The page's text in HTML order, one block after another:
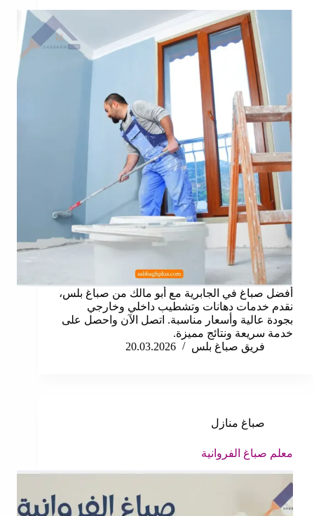
أفضل صباغ في الجابرية مع أبو مالك من صباغ بلس،
نقدم خدمات دهانات وتشطيب داخلي وخارجي
بجودة عالية وأسعار مناسبة. اتصل الآن واحصل على
خدمة سريعة ونتائج مميزة.
فريق صباغ بلس
20.03.2026
صباغ منازل
معلم صباغ الفروانية